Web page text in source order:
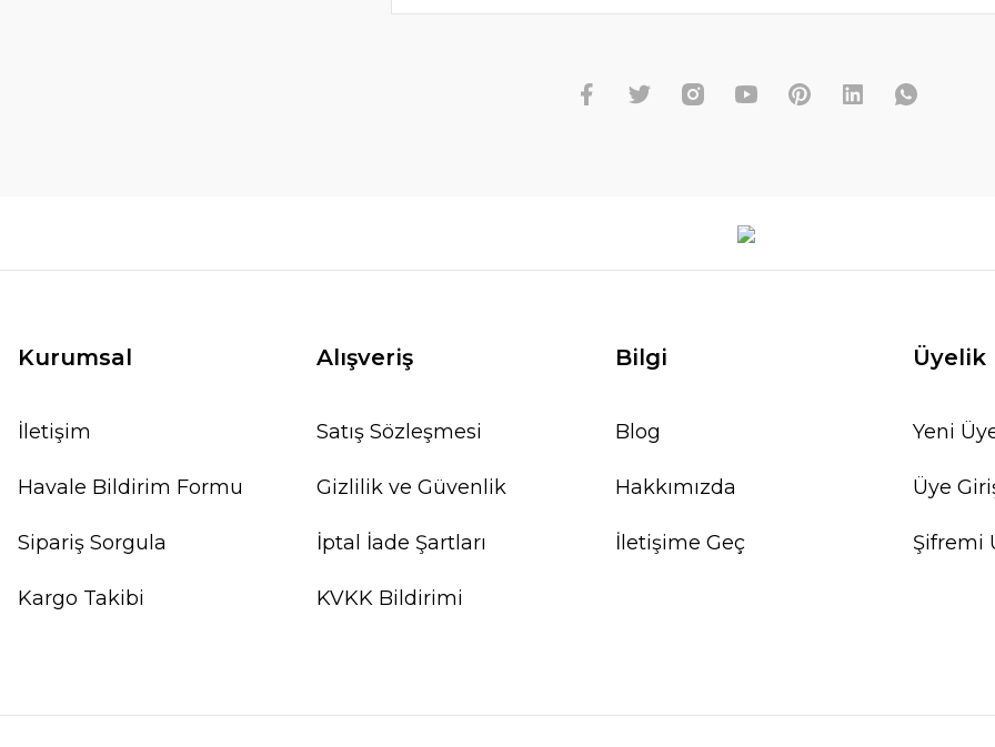
Kurumsal
İletişim
Havale Bildirim Formu
Sipariş Sorgula
Kargo Takibi
Alışveriş
Satış Sözleşmesi
Gizlilik ve Güvenlik
İptal İade Şartları
KVKK Bildirimi
Bilgi
Blog
Hakkımızda
İletişime Geç
Üyelik
Yeni
Üye
Şifremi